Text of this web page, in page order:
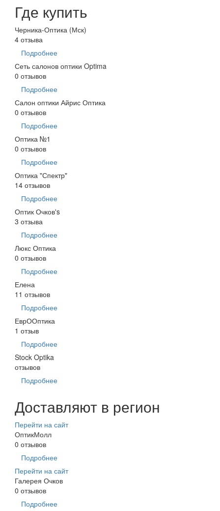
Где купить
Черника-Оптика (Мск)
4 отзыва
Подробнее
Сеть салонов оптики Optima
0 отзывов
Подробнее
Салон оптики Айрис Оптика
0 отзывов
Подробнее
Оптика №1
0 отзывов
Подробнее
Оптика "Спектр"
14 отзывов
Подробнее
Оптик Очков's
3 отзыва
Подробнее
Люкс Оптика
0 отзывов
Подробнее
Елена
11 отзывов
Подробнее
ЕврООптика
1 отзыв
Подробнее
Stock Optika
отзывов
Подробнее
Доставляют в регион
Перейти на сайт
ОптикМолл
0 отзывов
Подробнее
Перейти на сайт
Галерея Очков
0 отзывов
Подробнее